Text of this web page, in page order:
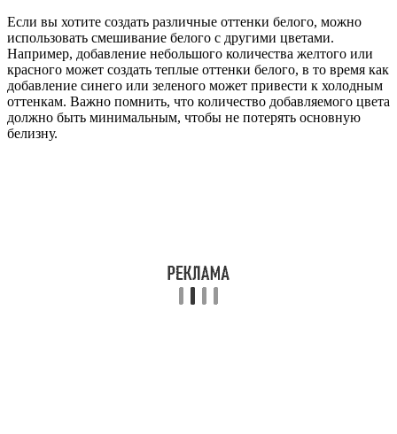
Если вы хотите создать различные оттенки белого, можно
использовать смешивание белого с другими цветами.
Например, добавление небольшого количества желтого или
красного может создать теплые оттенки белого, в то время как
добавление синего или зеленого может привести к холодным
оттенкам. Важно помнить, что количество добавляемого цвета
должно быть минимальным, чтобы не потерять основную
белизну.